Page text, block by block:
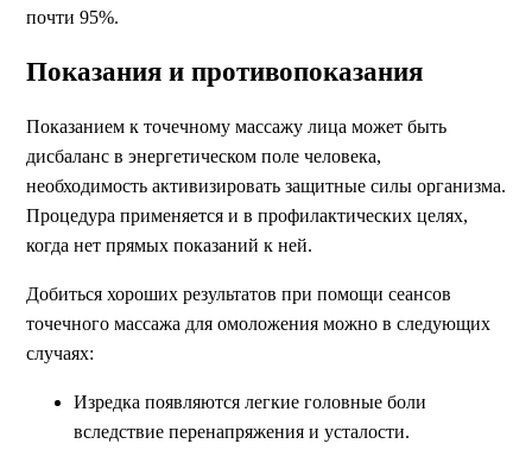
почти 95%.
Показания и противопоказания
Показанием к точечному массажу лица может быть
дисбаланс в энергетическом поле человека,
необходимость активизировать защитные силы организма.
Процедура применяется и в профилактических целях,
когда нет прямых показаний к ней.
Добиться хороших результатов при помощи сеансов
точечного массажа для омоложения можно в следующих
случаях:
Изредка появляются легкие головные боли
вследствие перенапряжения и усталости.